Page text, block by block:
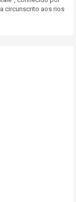
circunscrito aos rios